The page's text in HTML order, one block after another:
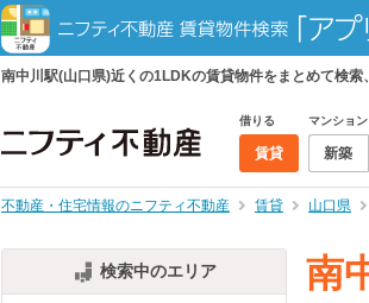
南中川駅(山口県)近くの1LDKの賃貸物件をまとめて検
借りる
賃貸
マンション
新築
不動産・住宅情報のニフティ不動産 賃貸 山口県
検索中のエリア 南